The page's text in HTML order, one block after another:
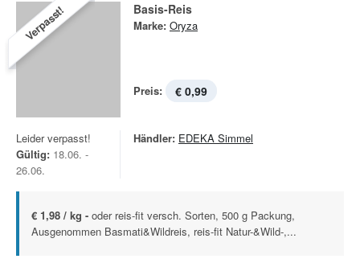
Verpasst! Basis-Reis
Marke: Oryza
Preis: € 0,99
Leider verpasst!
Gültig: 18.06. -
26.06.
Händler: EDEKA Simmel
€ 1,98 / kg - oder reis-fit versch. Sorten, 500 g Packung,
Ausgenommen Basmati&Wildreis, reis-fit Natur-&Wild-,...